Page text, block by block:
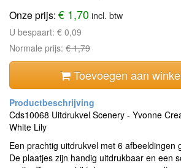
Onze prijs: € 1,70incl. btw
U bespaart: € 0,09
Normale prijs: € 1,79
Toevoegen aan
Cds10068 Uitdrukvel Scenery - Yvonne
White Lily
Een prachtig uitdrukvel met 6 afbeeldingen
De plaatjes zijn handig uitdrukbaar en een